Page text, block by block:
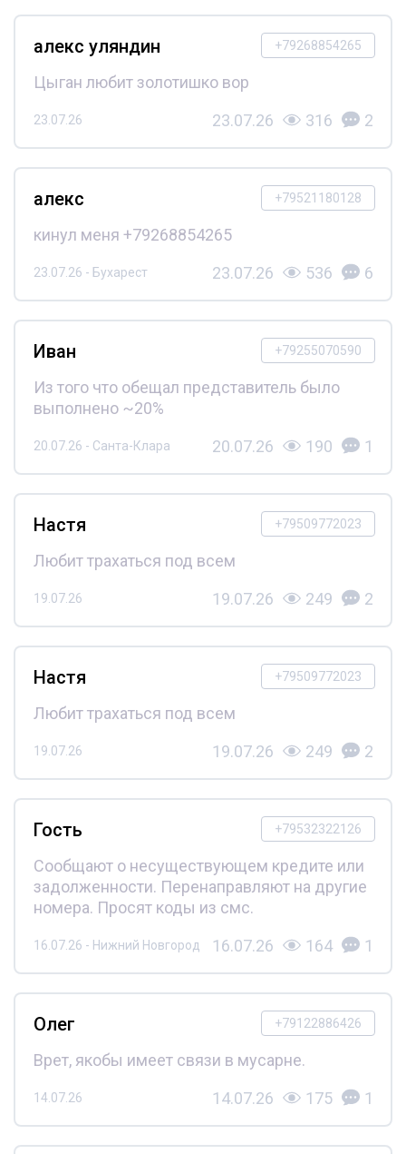
+79268854265
алекс уляндин
Цыган любит золотишко вор
23.07.26 23.07.26 316 2
+79521180128
алекс
кинул меня +79268854265
23.07.26 - Бухарест 23.07.26 536 6
+79255070590
Иван
Из того что обещал представитель было
выполнено ~20%
20.07.26 - Санта-Клара 20.07.26 190 1
+79509772023
Настя
Любит трахаться под всем
19.07.26 19.07.26 249 2
+79509772023
Настя
Любит трахаться под всем
19.07.26 19.07.26 249 2
+79532322126
Гость
Сообщают о несуществующем кредите или
задолженности. Перенаправляют на другие
номера. Просят коды из смс.
16.07.26 - Нижний Новгород 16.07.26 164 1
+79122886426
Олег
Врет, якобы имеет связи в мусарне.
14.07.26 14.07.26 175 1